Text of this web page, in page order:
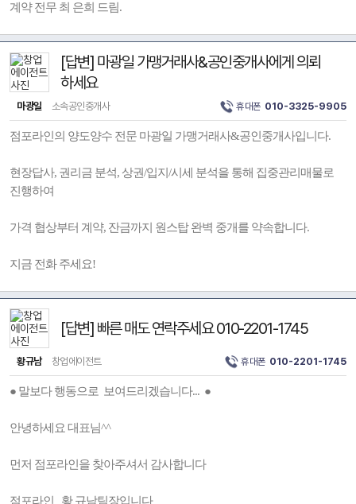
계약 전무 최 은희 드림.
[답변] 마광일 가맹거래사&공인중개사에게 의뢰
하세요
마광일 소속공인중개사 휴대폰 010-3325-9905
점포라인의 양도양수 전문 마광일 가맹거래사&공인중개사입니다.
현장답사, 권리금 분석, 상권/입지/시세 분석을 통해 집중관리매물로
진행하여
가격 협상부터 계약, 잔금까지 원스탑 완벽 중개를 약속합니다.
지금 전화 주세요!
[답변] 빠른 매도 연락주세요 010-2201-1745
황규남 창업에이전트 휴대폰 010-2201-1745
● 말보다 행동으로 보여드리겠습니다... ●
안녕하세요 대표님^^
먼저 점포라인을 찾아주셔서 감사합니다
점포라인 황 규남팀장입니다